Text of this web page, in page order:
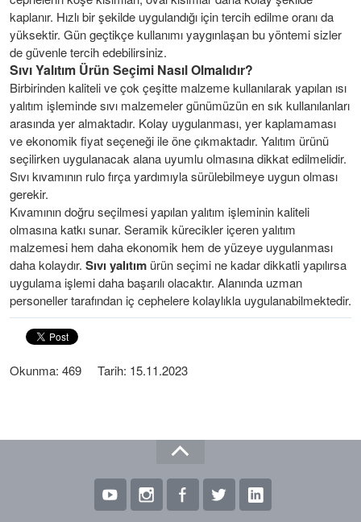
kaplanır. Hızlı bir şekilde uygulandığı için tercih edilme oranı da
yüksektir. Gün geçtikçe kullanımı yaygınlaşan bu yöntemi sizler
de güvenle tercih edebilirsiniz.
Sıvı Yalıtım Ürün Seçimi Nasıl Olmalıdır?
Birbirinden kaliteli ve çok çeşitte malzeme kullanılarak yapılan ısı
yalıtım işleminde sıvı malzemeler günümüzün en sık kullanılanları
arasında yer almaktadır. Kolay uygulanması, yer kaplamaması
ve ekonomik fiyat seçeneği ile öne çıkmaktadır. Yalıtım ürünü
seçilirken uygulanacak alana uyumlu olmasına dikkat edilmelidir.
Sıvı kıvamının rulo fırça yardımıyla sürülebilmeye uygun olması
gerekir.
Kıvamının doğru seçilmesi yapılan yalıtım işleminin kaliteli
olmasına katkı sunar. Seramik kürecikler içeren yalıtım
malzemesi hem daha ekonomik hem de yüzeye uygulanması
daha kolaydır. Sıvı yalıtım ürün seçimi ne kadar dikkatli yapılırsa
uygulama işlemi daha başarılı olacaktır. Alanında uzman
personeller tarafından iç cephelere kolaylıkla uygulanabilmektedir.
Okunma: 469 Tarih: 15.11.2023